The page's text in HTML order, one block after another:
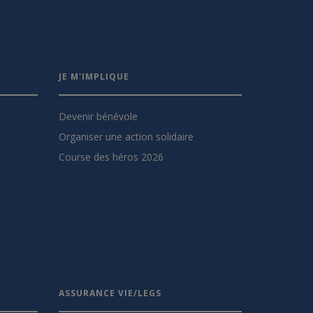
JE M'IMPLIQUE
Devenir bénévole
Organiser une action solidaire
Course des héros 2026
ASSURANCE VIE/LEGS